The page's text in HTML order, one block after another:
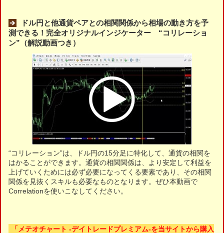
ドル円と他通貨ペアとの相関関係から相場の動き方を予
測できる！完全オリジナルインジケーター “コリレーショ
ン”（解説動画つき）
“コリレーション”は、ドル円の15分足に特化して、通貨の相関を
はかることができます。通貨の相関関係は、より安定して利益を
上げていくためには必ず必要になってくる要素であり、その相関
関係を見抜くスキルも必要なものとなります。ぜひ本動画で
Correlationを使いこなしてください。
「メテオチャート -デイトレードプレミアム-を当サイトから購入